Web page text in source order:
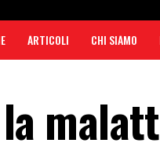
ARTICOLI CHI SIAMO